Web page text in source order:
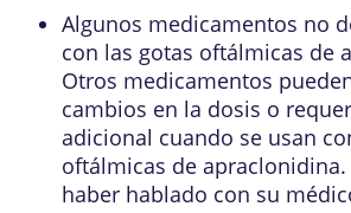
Algunos medicamentos no
con las gotas oftálmicas de
Otros medicamentos
cambios en la dosis o
adicional cuando se usan
oftálmicas de apraclonidina.
haber hablado con su